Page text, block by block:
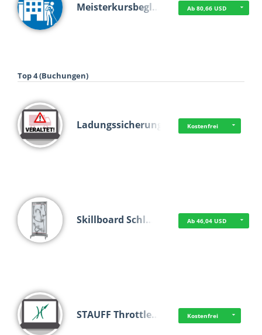
Meisterkursbegl… Ab 80,66 USD
Top 4 (Buchungen)
Ladungssicherung Kostenfrei
Skillboard Schl… Ab 46,04 USD
STAUFF Throttle… Kostenfrei